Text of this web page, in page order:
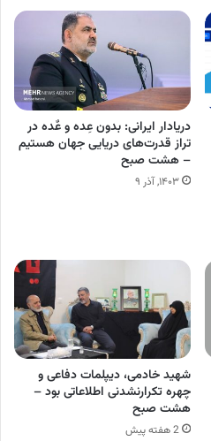
دریادار ایرانی: بدون عِده و عٌده در
تراز قدرت‌های دریایی جهان هستیم
– هشت صبح
۱۴۰۳, آذر ۹
شهید خادمی، دیپلمات دفاعی و
چهره تکرارنشدنی اطلاعاتی بود –
هشت صبح
2 هفته پیش